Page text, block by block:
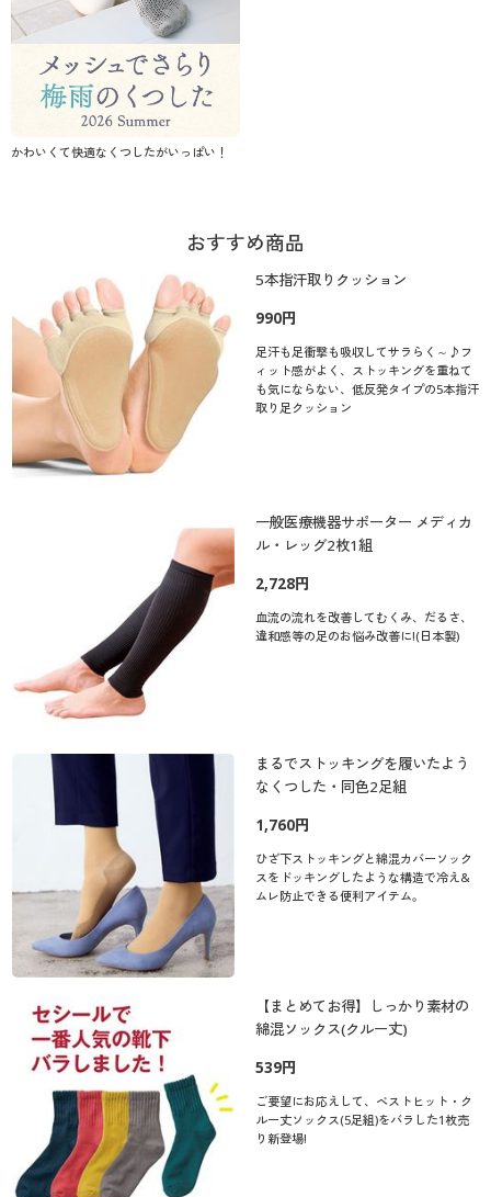
かわいくて快適なくつしたがいっぱい！
おすすめ商品
5本指汗取りクッション
990円
足汗も足衝撃も吸収してサラらく～♪フ
ィット感がよく、ストッキングを重ねて
も気にならない、低反発タイプの5本指汗
取り足クッション
一般医療機器サポーター メディカ
ル・レッグ2枚1組
2,728円
血流の流れを改善してむくみ、だるさ、
違和感等の足のお悩み改善に!(日本製)
まるでストッキングを履いたよう
なくつした・同色2足組
1,760円
ひざ下ストッキングと綿混カバーソック
スをドッキングしたような構造で冷え&
ムレ防止できる便利アイテム。
【まとめてお得】しっかり素材の
綿混ソックス(クルー丈)
539円
ご要望にお応えして、ベストヒット・ク
ルー丈ソックス(5足組)をバラした1枚売
り新登場!